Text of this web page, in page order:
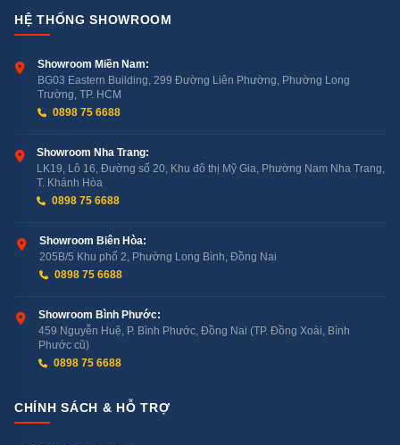
HỆ THỐNG SHOWROOM
Showroom Miền Nam:
BG03 Eastern Building, 299 Đường Liên Phường, Phường Long
Trường, TP. HCM
0898 75 6688
Showroom Nha Trang:
LK19, Lô 16, Đường số 20, Khu đô thị Mỹ Gia, Phường Nam Nha Trang,
T. Khánh Hòa
0898 75 6688
Showroom Biên Hòa:
205B/5 Khu phố 2, Phường Long Bình, Đồng Nai
0898 75 6688
Showroom Bình Phước:
459 Nguyễn Huệ, P. Bình Phước, Đồng Nai (TP. Đồng Xoài, Bình
Phước cũ)
0898 75 6688
CHÍNH SÁCH & HỖ TRỢ